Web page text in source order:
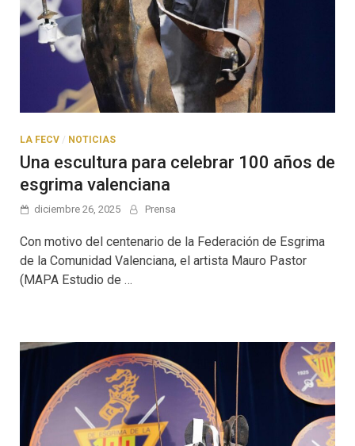
LA FECV / NOTICIAS
Una escultura para celebrar 100 años de
esgrima valenciana
diciembre 26, 2025 Prensa
Con motivo del centenario de la Federación de Esgrima
de la Comunidad Valenciana, el artista Mauro Pastor
(MAPA Estudio de …